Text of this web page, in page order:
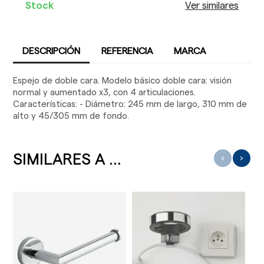
Stock Ver similares
DESCRIPCIÓN REFERENCIA MARCA
Espejo de doble cara. Modelo básico doble cara: visión
normal y aumentado x3, con 4 articulaciones.
Características: - Diámetro: 245 mm de largo, 310 mm de
alto y 45/305 mm de fondo.
SIMILARES A ... ‹ ›